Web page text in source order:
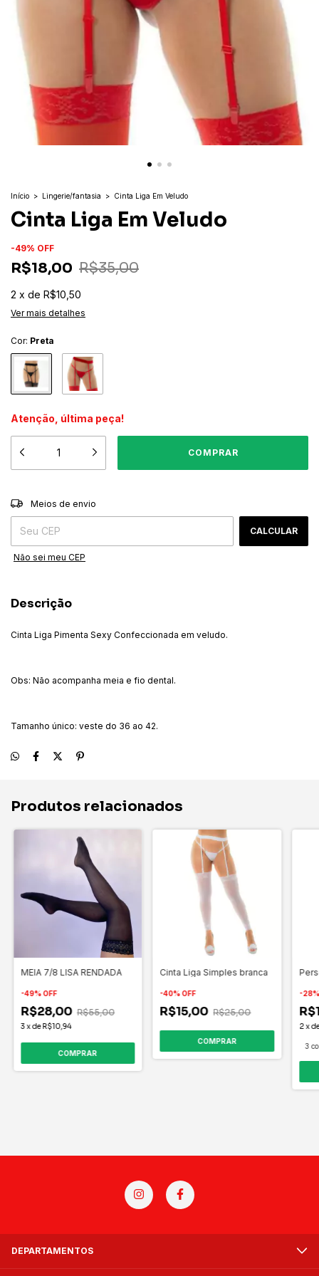
Início > Lingerie/fantasia > Cinta Liga Em Veludo
Cinta Liga Em Veludo
-49% OFF
R$18,00 R$35,00
2 x de R$10,50
Ver mais detalhes
Cor: Preta
Atenção, última peça!
Entregas para o CEP:
Meios de envio
CALCULAR
Não sei meu CEP
Descrição
Cinta Liga Pimenta Sexy Confeccionada em veludo.
Obs: Não acompanha meia e fio dental.
Tamanho único: veste do 36 ao 42.
Produtos relacionados
MEIA 7/8 LISA RENDADA
-49%OFF
R$28,00 R$55,00
3xde R$10,94
Cinta Liga Simples branca
-40%OFF
R$15,00 R$25,00
-28
2x
3
DEPARTAMENTOS